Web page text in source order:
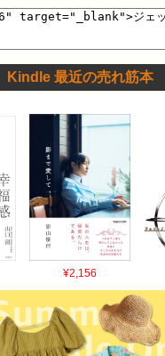
Kindle 最近の売れ筋本
¥2,156